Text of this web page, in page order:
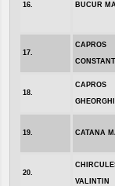
16. BUCUR
17.
CAPROS
18.
CAPROS
19. CATANA
20.
VALINTIN